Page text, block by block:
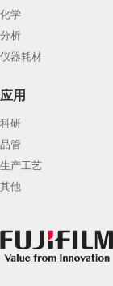
化学
分析
仪器耗材
应用
科研
品管
生产工艺
其他